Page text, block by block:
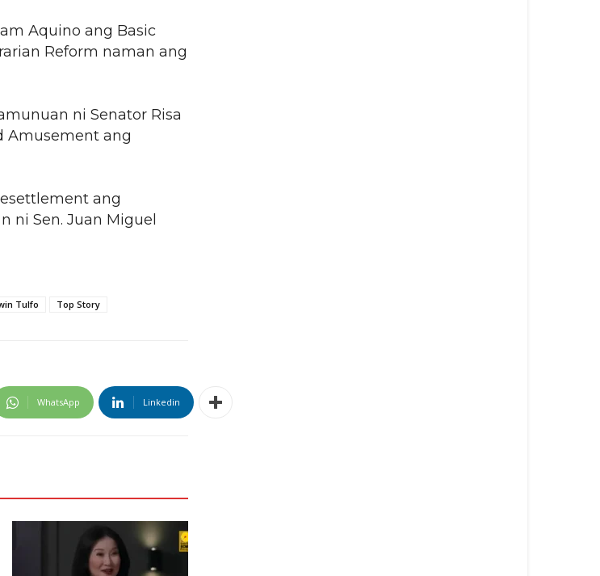
Aquino ang Basic
Reform naman ang
ni Senator Risa
Amusement ang
ang
ni Sen. Juan Miguel
Tulfo Top Story
WhatsApp Linkedin